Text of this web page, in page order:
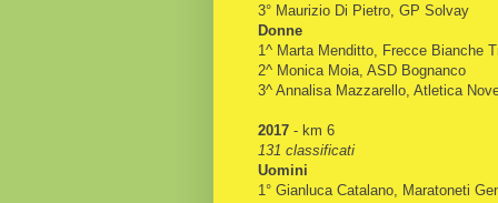
3° Maurizio Di Pietro, GP Solvay
Donne
1^ Marta Menditto, Frecce Bianche
2^ Monica Moia, ASD Bognanco
3^ Annalisa Mazzarello, Atletica
2017 - km 6
131 classificati
Uomini
1° Gianluca Catalano, Maratoneti